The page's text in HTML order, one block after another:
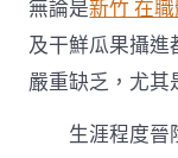
無論是新竹 在
及干鮮瓜果攝進
嚴重缺乏，尤其
生涯程度晉